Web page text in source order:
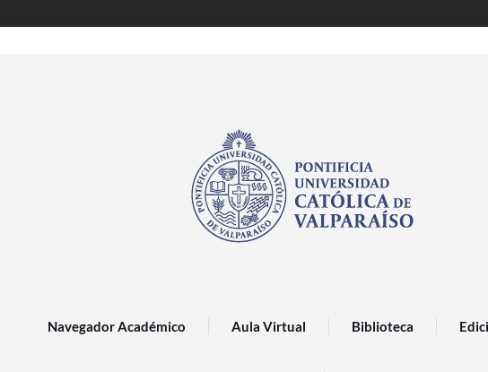
Navegador Académico Aula Virtual Biblioteca